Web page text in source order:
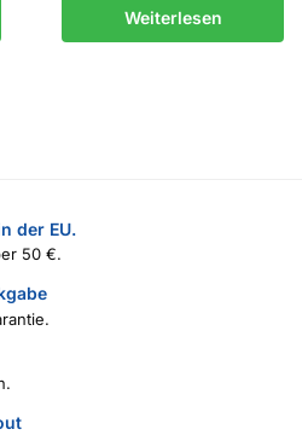
Weiterlesen
der EU.
50 €.